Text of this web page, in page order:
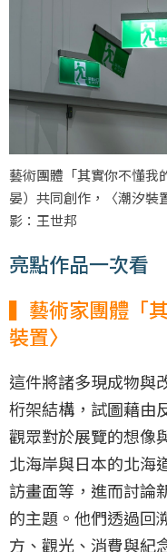
藝術團體「其實你不懂我
晏）共同創作，〈潮汐裝
影：王世邦
亮點作品一次看
▍藝術家團體「
裝置〉
這件將諸多現成物與
桁架結構，試圖藉由
觀眾對於展覽的想像
北海岸與日本的北海
訪畫面等，進而討論
的主題。他們透過回
方、觀光、消費與紀